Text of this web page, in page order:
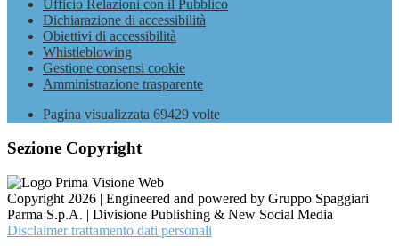
Ufficio Relazioni con il Pubblico
Dichiarazione di accessibilità
Obiettivi di accessibilità
Whistleblowing
Gestione consensi cookie
Amministrazione trasparente
Pagina visualizzata 69429 volte
Sezione Copyright
Copyright 2026 | Engineered and powered by Gruppo Spaggiari
Parma S.p.A. | Divisione Publishing & New Social Media
Disclaimer trattamento dati personali